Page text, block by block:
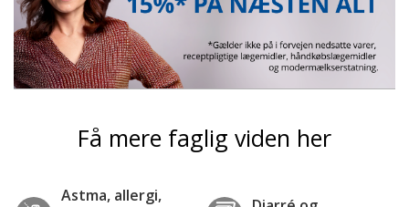
Få mere faglig viden her
Astma, allergi,